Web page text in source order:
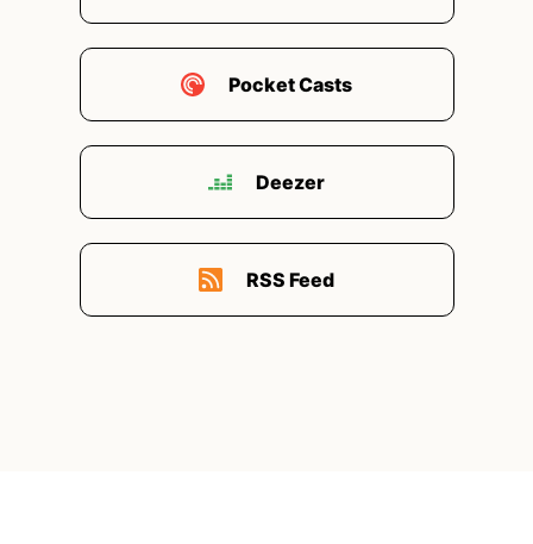
Pocket Casts
Deezer
RSS Feed